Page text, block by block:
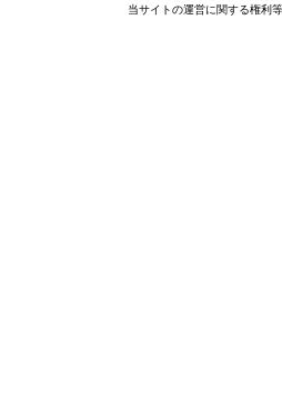
当サイトの運営に関する権利